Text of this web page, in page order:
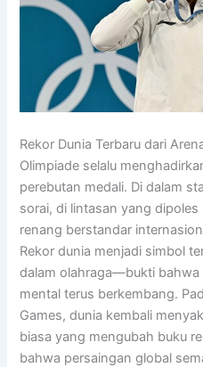
Rekor Dunia Terbaru dari
Olimpiade selalu
perebutan medali. Di dalam
sorai, di lintasan yang
renang berstandar
Rekor dunia menjadi simbol
dalam olahraga—bukti
mental terus berkembang.
Games, dunia kembali
biasa yang mengubah buku
bahwa persaingan global